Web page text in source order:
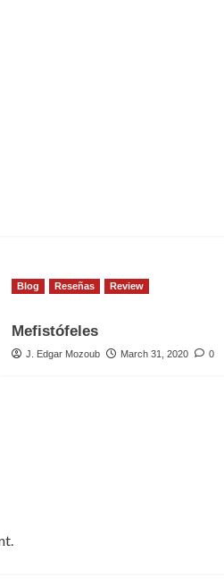
Blog Reseñas Review
Mefistófeles
J. Edgar Mozoub March 31, 2020 0